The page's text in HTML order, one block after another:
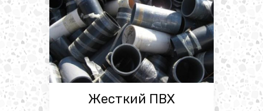
Жесткий ПВХ